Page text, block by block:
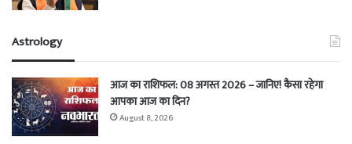
Astrology
आज का राशिफल: 08 अगस्त 2026 – जानिए! कैसा रहेगा
आपका आज का दिन?
August 8, 2026